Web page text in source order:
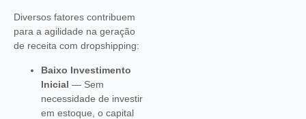
Diversos fatores contribuem
para a agilidade na geração
de receita com dropshipping:
Baixo Investimento
Inicial — Sem
necessidade de investir
em estoque, o capital